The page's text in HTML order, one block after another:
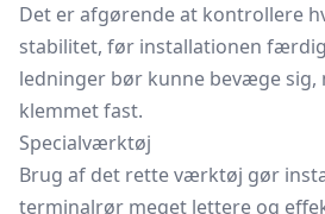
Det er afgørende at kontrollere
stabilitet, før installationen
ledninger bør kunne bevæge
klemmet fast.
Specialværktøj
Brug af det rette værktøj gør
terminalrør meget lettere og